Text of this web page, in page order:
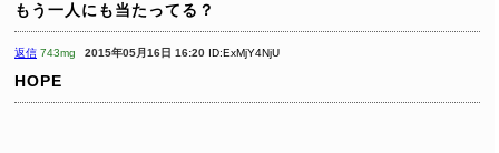
もう一人にも当たってる？
返信 743mg 2015年05月16日 16:20 ID:ExMjY4NjU
HOPE